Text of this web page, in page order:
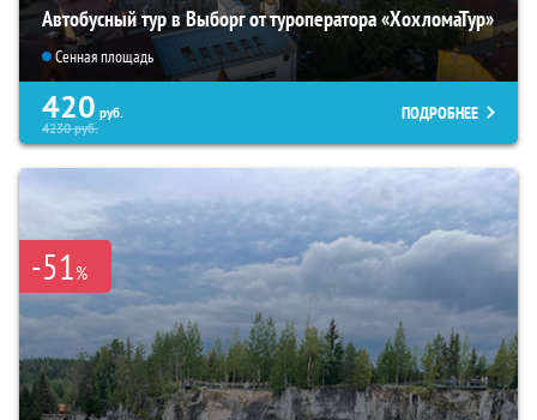
Автобусный тур в Выборг от туроператора «ХохломаТур»
Сенная площадь
420 руб.
4230руб.
ПОДРОБНЕЕ
-51%